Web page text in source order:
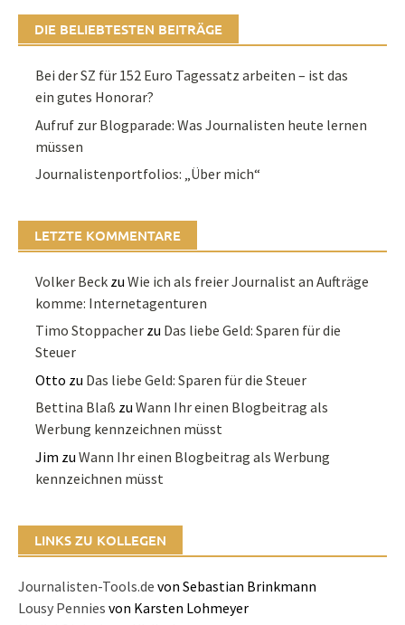
DIE BELIEBTESTEN BEITRÄGE
Bei der SZ für 152 Euro Tagessatz arbeiten – ist das
ein gutes Honorar?
Aufruf zur Blogparade: Was Journalisten heute lernen
müssen
Journalistenportfolios: „Über mich“
LETZTE KOMMENTARE
Volker Beck zuWie ich als freier Journalist an Aufträge
komme: Internetagenturen
Timo Stoppacher zu Das liebe Geld: Sparen für die
Steuer
Otto zu Das liebe Geld: Sparen für die Steuer
Bettina Blaß zuWann Ihr einen Blogbeitrag als
Werbung kennzeichnen müsst
Jim zuWann Ihr einen Blogbeitrag als Werbung
kennzeichnen müsst
LINKS ZU KOLLEGEN
Journalisten-Tools.de von Sebastian Brinkmann
Lousy Pennies von Karsten Lohmeyer